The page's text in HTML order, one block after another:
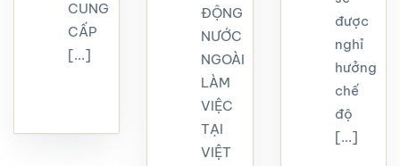
CUNG
CẤP
[...]
ĐỘNG
NƯỚC
NGOÀI
LÀM
VIỆC
TẠI
VIỆT
được
nghỉ
hưởng
chế
độ
[...]